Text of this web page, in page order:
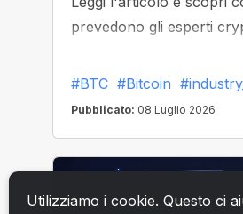
Utilizziamo i cookie. Questo ci